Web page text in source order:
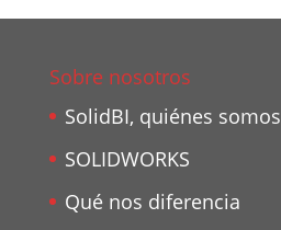
Sobre nosotros
SolidBI, quiénes somos
SOLIDWORKS
Qué nos diferencia